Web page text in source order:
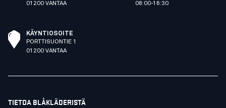
01200 VANTAA
08:00-16:30
KÄYNTIOSOITE
PORTTISUONTIE 1
01200 VANTAA
TIETOA BLÅKLÄDERISTÄ